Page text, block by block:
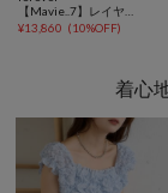
¥13,860 (10%OFF)
着心